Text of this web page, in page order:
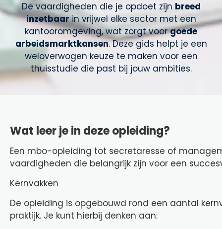
De vaardigheden die je opdoet zijn breed
inzetbaarin vrijwel elke sector met een
kantooromgeving, wat zorgt voorgoede
arbeidsmarktkansen. Deze gids helpt je een
weloverwogen keuze te maken voor een
thuisstudie die past bij jouw ambities.
Wat leer je in deze opleiding?
Een mbo-opleiding tot secretaresse of
vaardigheden die belangrijk zijn voor een
Kernvakken
De opleiding is opgebouwd rond een aantal
praktijk. Je kunt hierbij denken aan: